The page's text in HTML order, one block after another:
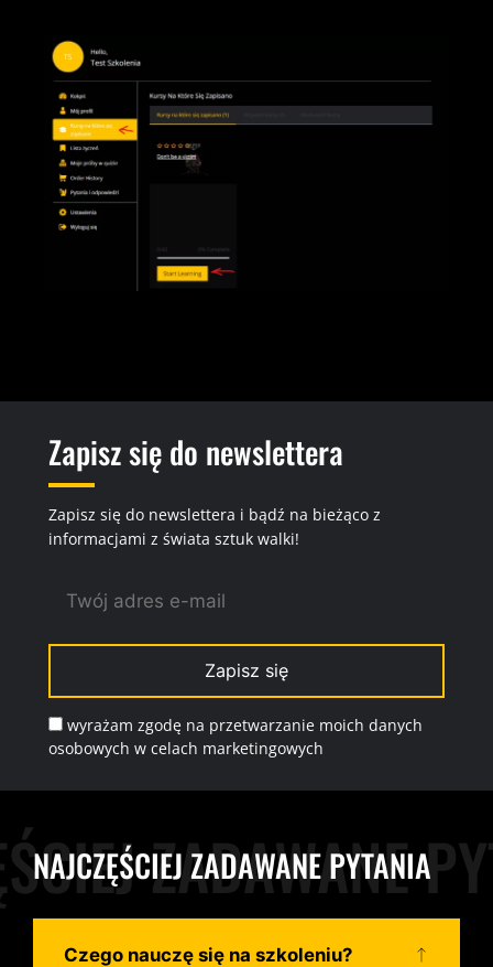
Zapisz się do newslettera
Zapisz się do newslettera i bądź na bieżąco z
informacjami z świata sztuk walki!
wyrażam zgodę na przetwarzanie moich danych
osobowych w celach marketingowych
NAJCZĘŚCIEJ ZADAWANE PYTANIA
Czego nauczę się na szkoleniu?